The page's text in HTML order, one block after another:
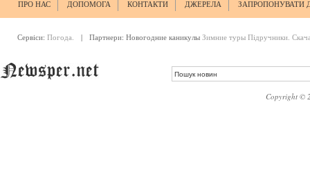
ПРО НАС ДОПОМОГА КОНТАКТИ ДЖЕРЕЛА ЗАПРОПОНУВАТИ
Сервіси: Погода. | Партнери: Новогодние каникулы Зимние туры Підручники.
Copyright ©